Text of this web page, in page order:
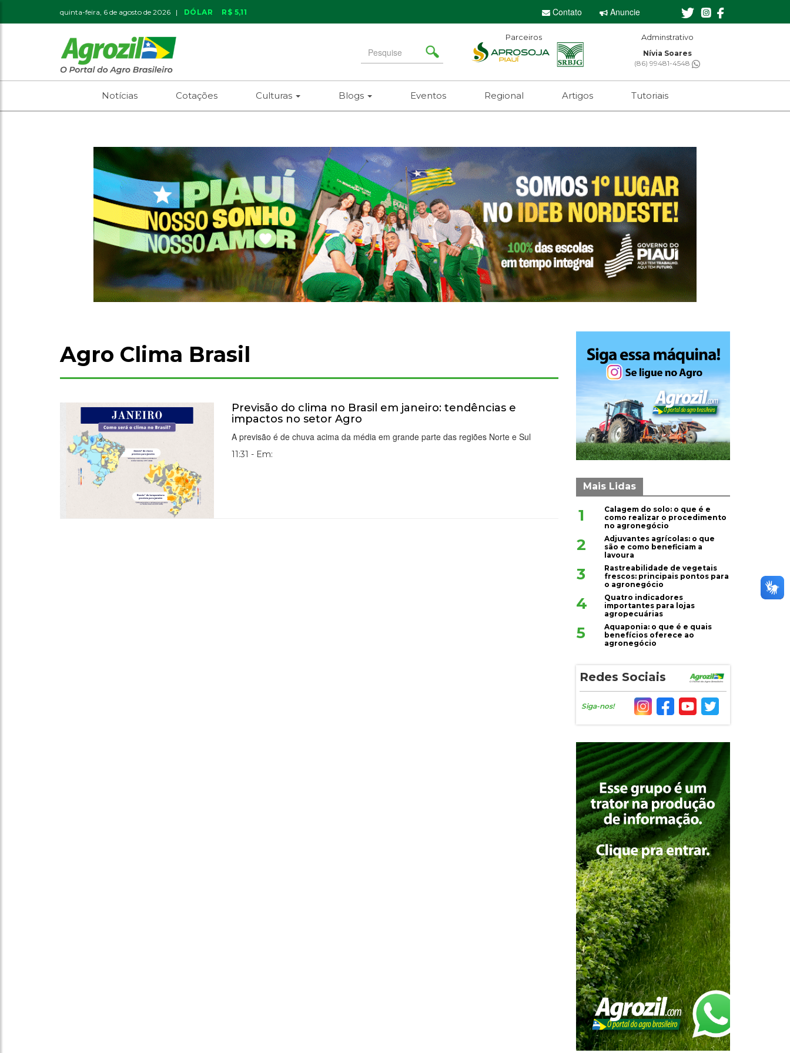
quinta-feira, 6 de agosto de 2026 | DÓLAR R$ 5,11 Contato Anuncie
Search
for
Parceiros Adminstrativo
Nívia Soares
(86) 99481-4548
Notícias Cotações Culturas Blogs Eventos Regional Artigos Tutoriais
Agro Clima Brasil
Previsão do clima no Brasil em janeiro: tendências e
impactos no setor Agro
A previsão é de chuva acima da média em grande parte das regiões Norte e Sul
11:31 - Em:
Mais Lidas
1
Calagem do solo: o que é e
como realizar o procedimento
no agronegócio
2
Adjuvantes agrícolas: o que
são e como beneficiam a
lavoura
3
Rastreabilidade de vegetais
frescos: principais pontos para
o agronegócio
4
Quatro indicadores
importantes para lojas
agropecuárias
5
Aquaponia: o que é e quais
benefícios oferece ao
agronegócio
Redes Sociais
Siga-nos!